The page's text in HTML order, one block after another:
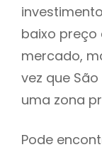
baixo preço
mercado,
vez que
uma zona
Pode